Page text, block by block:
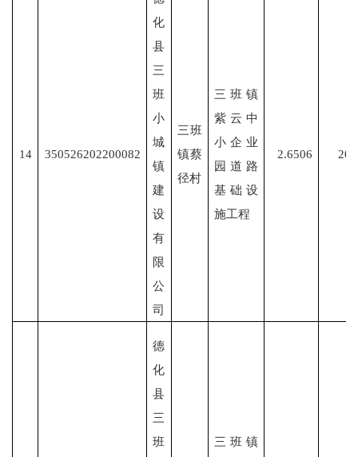
14 350526202200082
化
县
三
班
小
城
镇
建
设
有
限
公
司
三班
镇蔡
径村
三班镇
紫云中
小企业
园道路
基础设
施工程
2.6506
德
化
县
三
班
三班镇